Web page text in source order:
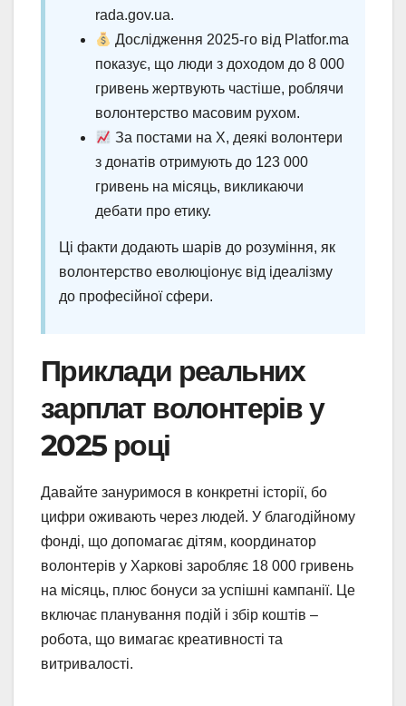
rada.gov.ua.
Дослідження 2025-го від Platfor.ma
показує, що люди з доходом до 8 000
гривень жертвують частіше, роблячи
волонтерство масовим рухом.
За постами на X, деякі волонтери
з донатів отримують до 123 000
гривень на місяць, викликаючи
дебати про етику.
Ці факти додають шарів до розуміння, як
волонтерство еволюціонує від ідеалізму
до професійної сфери.
Приклади реальних
зарплат волонтерів у
2025 році
Давайте зануримося в конкретні історії, бо
цифри оживають через людей. У благодійному
фонді, що допомагає дітям, координатор
волонтерів у Харкові заробляє 18 000 гривень
на місяць, плюс бонуси за успішні кампанії. Це
включає планування подій і збір коштів –
робота, що вимагає креативності та
витривалості.